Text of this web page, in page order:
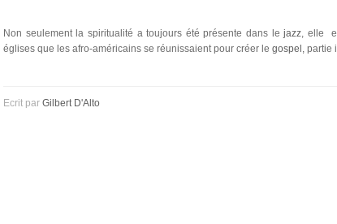
Non seulement la spiritualité a toujours été présente dans lejazz, elle
églises que les afro-américains se réunissaient pour créer le gospel, partie
Ecrit par Gilbert D'Alto